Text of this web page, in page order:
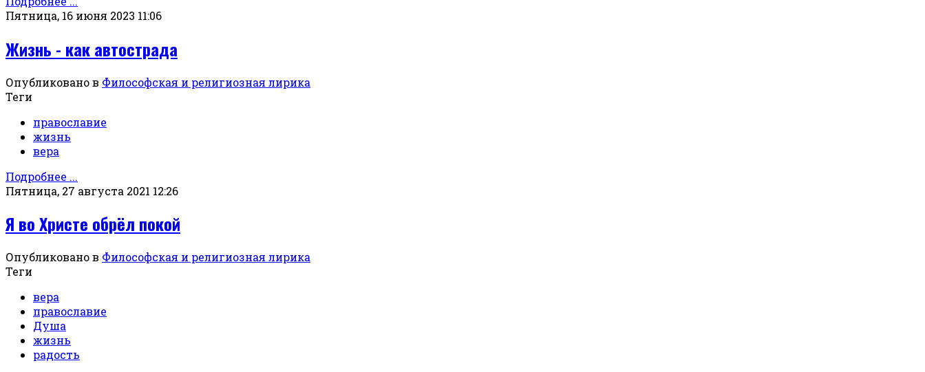
Пятница, 16 июня 2023 11:06
Жизнь - как автострада
Опубликовано в Философская и религиозная лирика
Теги
православие
жизнь
вера
Подробнее ...
Пятница, 27 августа 2021 12:26
Я во Христе обрёл покой
Опубликовано в Философская и религиозная лирика
Теги
вера
православие
Душа
жизнь
радость